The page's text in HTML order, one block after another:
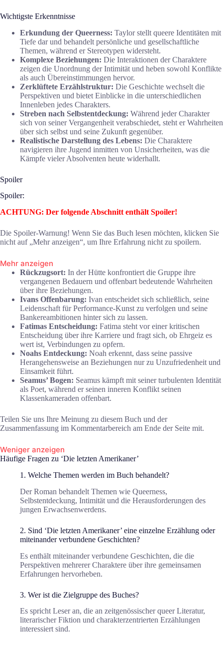
Wichtigste Erkenntnisse
Erkundung der Queerness: Taylor stellt queere Identitäten mit
Tiefe dar und behandelt persönliche und gesellschaftliche
Themen, während er Stereotypen widersteht.
Komplexe Beziehungen: Die Interaktionen der Charaktere
zeigen die Unordnung der Intimität und heben sowohl Konflikte
als auch Übereinstimmungen hervor.
Zerklüftete Erzählstruktur: Die Geschichte wechselt die
Perspektiven und bietet Einblicke in die unterschiedlichen
Innenleben jedes Charakters.
Streben nach Selbstentdeckung: Während jeder Charakter
sich von seiner Vergangenheit verabschiedet, steht er Wahrheiten
über sich selbst und seine Zukunft gegenüber.
Realistische Darstellung des Lebens: Die Charaktere
navigieren ihre Jugend inmitten von Unsicherheiten, was die
Kämpfe vieler Absolventen heute widerhallt.
Spoiler
Spoiler:
ACHTUNG: Der folgende Abschnitt enthält Spoiler!
Die Spoiler-Warnung! Wenn Sie das Buch lesen möchten, klicken Sie
nicht auf „Mehr anzeigen“, um Ihre Erfahrung nicht zu spoilern.
Mehr anzeigen
Rückzugsort: In der Hütte konfrontiert die Gruppe ihre
vergangenen Bedauern und offenbart bedeutende Wahrheiten
über ihre Beziehungen.
Ivans Offenbarung: Ivan entscheidet sich schließlich, seine
Leidenschaft für Performance-Kunst zu verfolgen und seine
Bankereambitionen hinter sich zu lassen.
Fatimas Entscheidung: Fatima steht vor einer kritischen
Entscheidung über ihre Karriere und fragt sich, ob Ehrgeiz es
wert ist, Verbindungen zu opfern.
Noahs Entdeckung: Noah erkennt, dass seine passive
Herangehensweise an Beziehungen nur zu Unzufriedenheit und
Einsamkeit führt.
Seamus’ Bogen: Seamus kämpft mit seiner turbulenten Identität
als Poet, während er seinen inneren Konflikt seinen
Klassenkameraden offenbart.
Teilen Sie uns Ihre Meinung zu diesem Buch und der
Zusammenfassung im Kommentarbereich am Ende der Seite mit.
Weniger anzeigen
Häufige Fragen zu ‘Die letzten Amerikaner’
1. Welche Themen werden im Buch behandelt?
Der Roman behandelt Themen wie Queerness,
Selbstentdeckung, Intimität und die Herausforderungen des
jungen Erwachsenwerdens.
2. Sind ‘Die letzten Amerikaner’ eine einzelne Erzählung oder
miteinander verbundene Geschichten?
Es enthält miteinander verbundene Geschichten, die die
Perspektiven mehrerer Charaktere über ihre gemeinsamen
Erfahrungen hervorheben.
3. Wer ist die Zielgruppe des Buches?
Es spricht Leser an, die an zeitgenössischer queer Literatur,
literarischer Fiktion und charakterzentrierten Erzählungen
interessiert sind.